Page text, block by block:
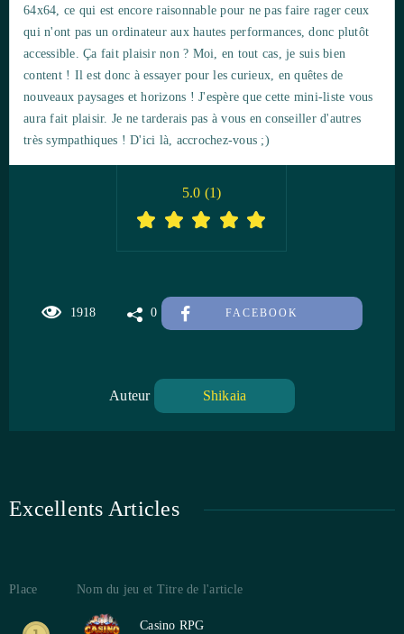
64x64, ce qui est encore raisonnable pour ne pas faire rager ceux
qui n'ont pas un ordinateur aux hautes performances, donc plutôt
accessible. Ça fait plaisir non ? Moi, en tout cas, je suis bien
content ! Il est donc à essayer pour les curieux, en quêtes de
nouveaux paysages et horizons ! J'espère que cette mini-liste vous
aura fait plaisir. Je ne tarderais pas à vous en conseiller d'autres
très sympathiques ! D'ici là, accrochez-vous ;)
1918 0 FACEBOOK
5.0 (1)
Auteur Shikaia
Excellents Articles
Place Nom du jeu et Titre de l'article
Casino RPG